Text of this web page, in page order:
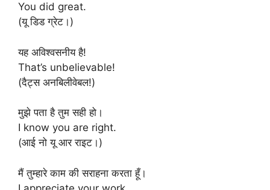
You did great.
(यू डिड ग्रेट।)
यह अविश्वसनीय है!
That’s unbelievable!
(दैट्स अनबिलीवेबल!)
मुझे पता है तुम सही हो।
I know you are right.
(आई नो यू आर राइट।)
मैं तुम्हारे काम की सराहना करता हूँ।